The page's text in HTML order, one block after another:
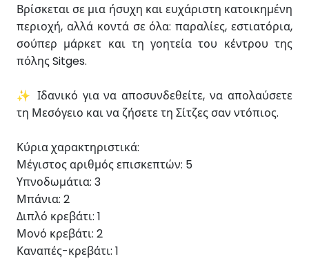
Βρίσκεται σε μια ήσυχη και ευχάριστη κατοικημένη
περιοχή, αλλά κοντά σε όλα: παραλίες, εστιατόρια,
σούπερ μάρκετ και τη γοητεία του κέντρου της
πόλης Sitges.
✨ Ιδανικό για να αποσυνδεθείτε, να απολαύσετε
τη Μεσόγειο και να ζήσετε τη Σίτζες σαν ντόπιος.
Κύρια χαρακτηριστικά:
Μέγιστος αριθμός επισκεπτών: 5
Υπνοδωμάτια: 3
Μπάνια: 2
Διπλό κρεβάτι: 1
Μονό κρεβάτι: 2
Καναπές-κρεβάτι: 1